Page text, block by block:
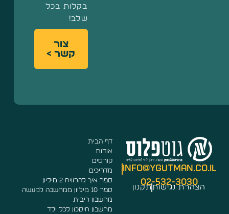
בקלות בכל
קשר >
02-532-3030
הצהרת נגישותתקנון
דף הבית
אודות
קורסים
מדריכים
ספר איך להרוויח 2 מיליון
מחשבון ריבית
מחשבון חיסכון לכל ילד